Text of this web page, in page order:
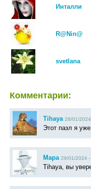
Инталли
R@Nin@
svetlana
Комментарии:
Tihaya 28/01/
Этот пазл я
Мара 29/01/2024
Tihaya, вы